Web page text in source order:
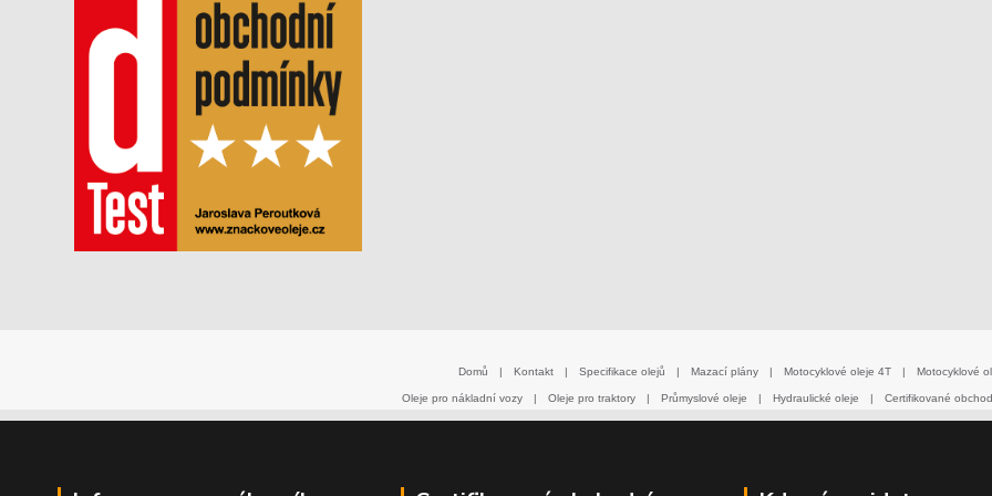
Domů | Kontakt | Specifikace olejů | Mazací plány | Motocyklové oleje 4T | Motocyklové
Oleje pro nákladní vozy | Oleje pro traktory | Průmyslové oleje | Hydraulické oleje | Certifikované